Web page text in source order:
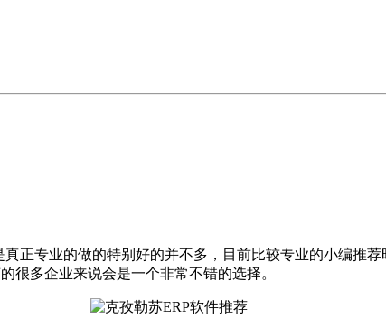
专业的做的特别好的并不多，目前比较专业的小编推
很多企业来说会是一个非常不错的选择。